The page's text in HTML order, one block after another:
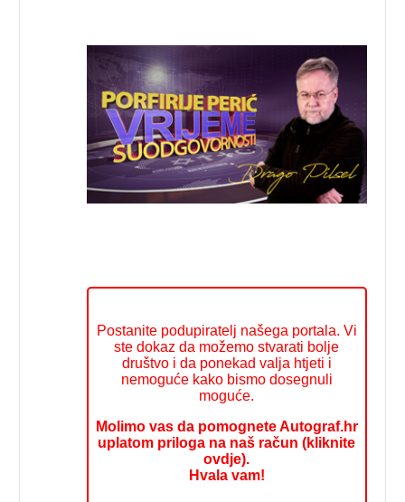
Postanite podupiratelj našega portala. Vi
ste dokaz da možemo stvarati bolje
društvo i da ponekad valja htjeti i
nemoguće kako bismo dosegnuli
moguće.
Molimo vas da pomognete Autograf.hr
uplatom priloga na naš račun (kliknite
ovdje).
Hvala vam!